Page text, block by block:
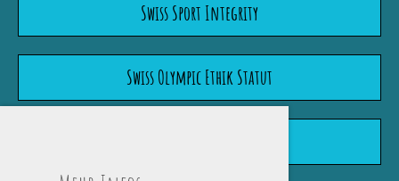
Swiss Sport Integrity
Swiss Olympic Ethik Statut